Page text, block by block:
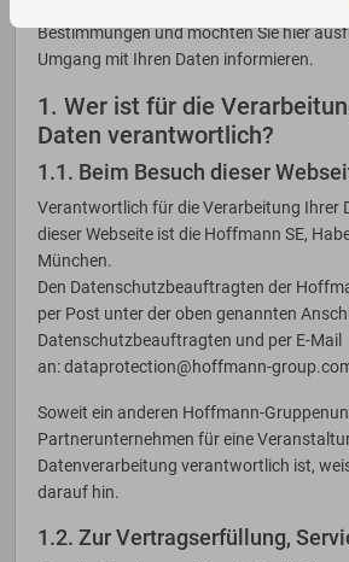
personenbezogenen Daten streng die
Bestimmungen und möchten Sie hier
Umgang mit Ihren Daten informieren.
1. Wer ist für die
Daten verantwortlich?
1.1. Beim Besuch dieser
Verantwortlich für die Verarbeitung Ihrer
dieser Webseite ist die Hoffmann SE,
München.
Den Datenschutzbeauftragten der
per Post unter der oben genannten
Datenschutzbeauftragten und per E-Mail
an:dataprotection@hoffmann-
Soweit ein anderen Hoffmann-
Partnerunternehmen für eine
Datenverarbeitung verantwortlich ist,
darauf hin.
1.2. Zur Vertragserfüllung,